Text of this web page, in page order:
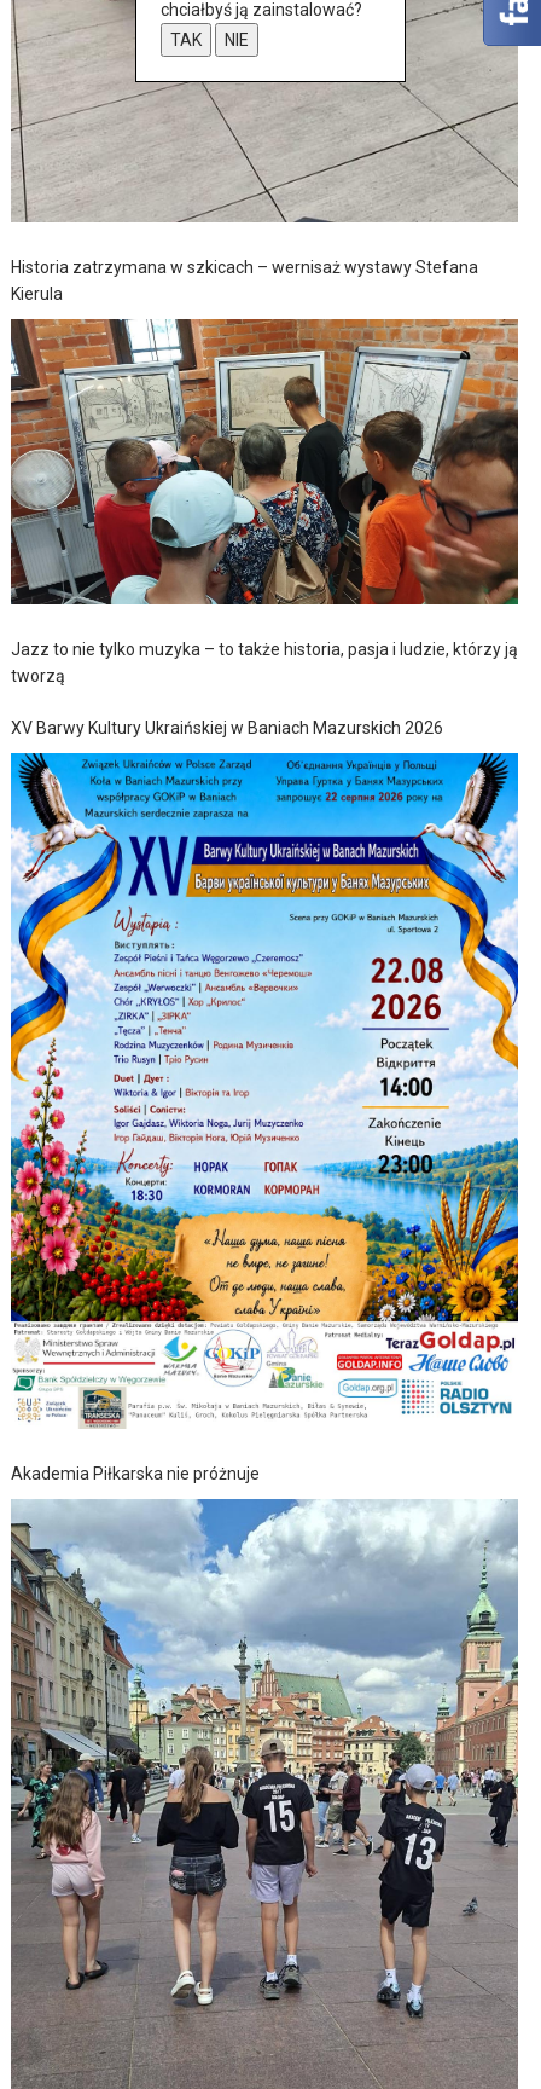
Historia zatrzymana w szkicach – wernisaż wystawy Stefana
Kierula
Jazz to nie tylko muzyka – to także historia, pasja i ludzie, którzy ją
tworzą
XV Barwy Kultury Ukraińskiej w Baniach Mazurskich 2026
Akademia Piłkarska nie próżnuje
chciałbyś ją zainstalować?
TAK
NIE